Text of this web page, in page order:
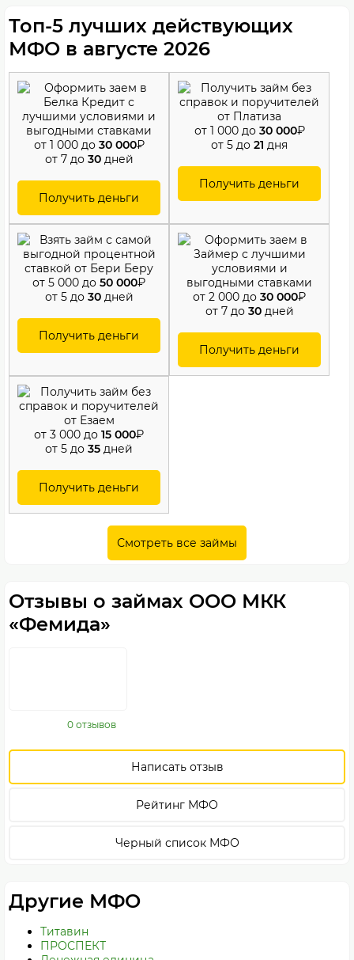
Топ-5 лучших действующих
МФО в августе 2026
от 1 000 до 30 000₽
от 7 до 30дней
Получить деньги
от 1 000 до 30 000₽
от 5 до 21 дня
Получить деньги
от 5 000 до 50 000₽
от 5 до 30дней
Получить деньги
от 2 000 до 30 000₽
от 7 до 30дней
Получить деньги
от 3 000 до 15 000₽
от 5 до 35 дней
Получить деньги
Смотреть все займы
Отзывы о займах ООО МКК
«Фемида»
0 отзывов
Написать отзыв
Рейтинг МФО
Черный список МФО
Другие МФО
Титавин
ПРОСПЕКТ